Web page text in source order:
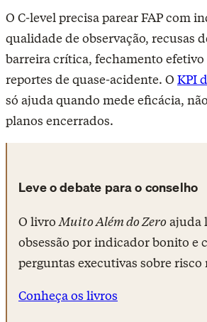
O C-level precisa parear FAP com
qualidade de observação, recusas
barreira crítica, fechamento efetivo
reportes de quase-acidente. O KPI
só ajuda quando mede eficácia,
planos encerrados.
Leve o debate para o conselho
O livro Muito Além do Zeroajuda
obsessão por indicador bonito e
perguntas executivas sobre risco
Conheça os livros